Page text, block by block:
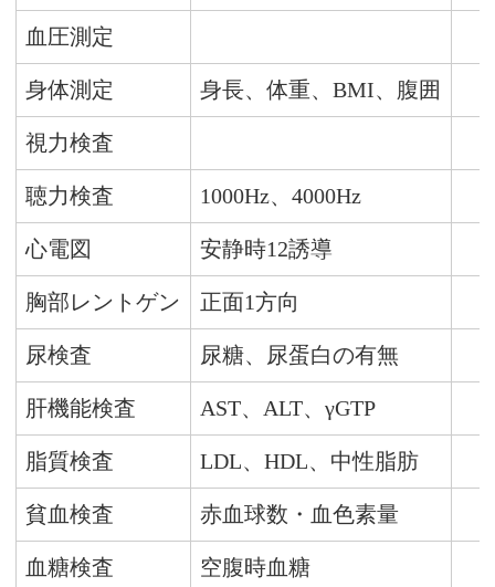
血圧測定
身体測定 身長、体重、BMI、腹囲
視力検査
聴力検査 1000Hz、4000Hz
心電図 安静時12誘導
胸部レントゲン 正面1方向
尿検査 尿糖、尿蛋白の有無
肝機能検査 AST、ALT、γGTP
脂質検査 LDL、HDL、中性脂肪
貧血検査 赤血球数・血色素量
血糖検査 空腹時血糖